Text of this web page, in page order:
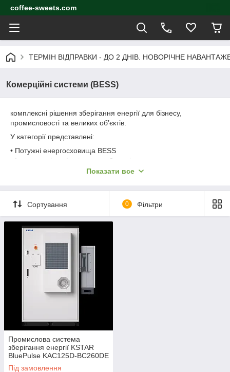
coffee-sweets.com
ТЕРМІН ВІДПРАВКИ - ДО 2 ДНІВ. НОВОРІЧНЕ
Комерційні системи (BESS)
комплексні рішення зберігання енергії для бізнесу,
промисловості та великих об’єктів.
У категорії представлені:
• Потужні енергосховища BESS
• Інтегровані шафові та контейнерні системи
• Модульні рішення для EPC-проектів
Комерційні ESS застосовуються для оптимізації витрат,
резервного живлення та підвищення енергоефективності
Показати все
Сортування 0 Фільтри
Промислова система
зберігання енергії KSTAR
BluePulse KAC125D-BC260DE
125 кВт / до 260 кВт·год (All-
Під замовлення